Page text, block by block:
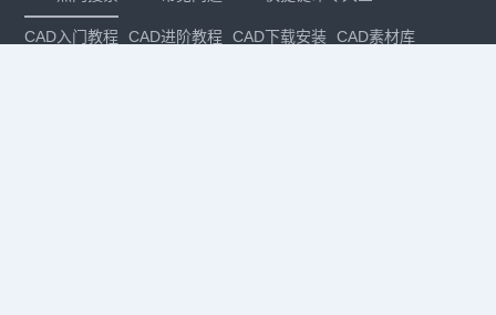
CAD入门教程 CAD进阶教程 CAD下载安装 CAD素材库